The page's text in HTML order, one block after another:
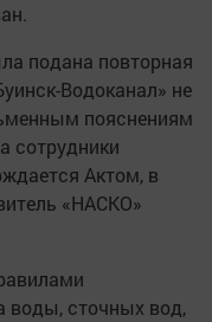
подана повторная
Водоканал» не
пояснениям
сотрудники
Актом, в
«НАСКО»
воды, сточных вод,